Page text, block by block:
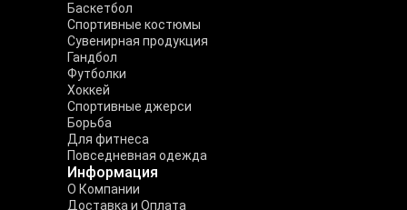
Баскетбол
Спортивные костюмы
Сувенирная продукция
Гандбол
Футболки
Хоккей
Спортивные джерси
Борьба
Для фитнеса
Повседневная одежда
Информация
О Компании
Доставка и Оплата